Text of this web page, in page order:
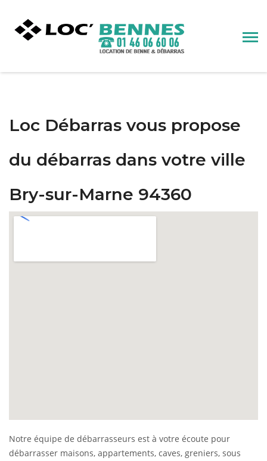
Loc Débarras vous propose
du débarras dans votre ville
Bry-sur-Marne 94360
Notre équipe de débarrasseurs est à votre écoute pour
débarrasser maisons, appartements, caves, greniers, sous